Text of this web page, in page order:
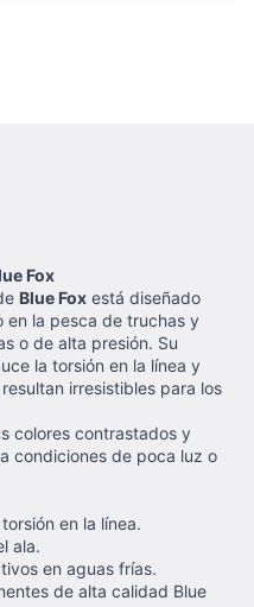
Fox
Blue Fox está diseñado
en la pesca de truchas y
o de alta presión. Su
la torsión en la línea y
irresistibles para los
colores contrastados y
condiciones de poca luz o
en la línea.
ala.
en aguas frías.
de alta calidad Blue